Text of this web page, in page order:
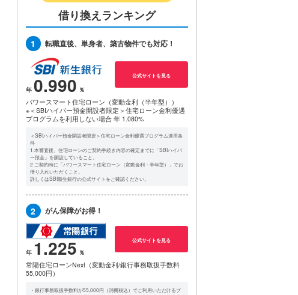
借り換えランキング
1 転職直後、単身者、築古物件でも対応！
0.990 公式サイトを見る
パワースマート住宅ローン（変動金利（半年型））
※＜SBIハイパー預金開設者限定＞住宅ローン金利優遇
プログラムを利用しない場合 年 1.080%
＜SBIハイパー預金開設者限定＞住宅ローン金利優遇プログラム適用条
件
1.本審査後、住宅ローンのご契約手続き内容の確定までに「SBIハイパ
ー預金」を開設していること。
2.ご契約時に「パワースマート住宅ローン（変動金利・半年型）」でお
借り入れいただくこと。
詳しくはSBI新生銀行の公式サイトをご確認ください。
2 がん保障がお得！
1.225 公式サイトを見る
常陽住宅ローンNext（変動金利/銀行事務取扱手数料
55,000円）
・銀行事務取扱手数料が55,000円（消費税込）でご利用いただけるプ